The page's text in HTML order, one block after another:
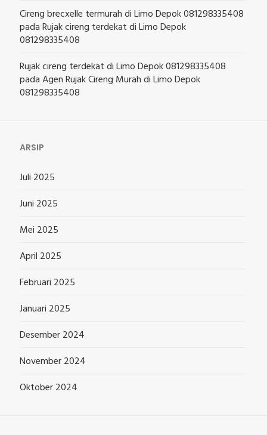
Cireng brecxelle termurah di Limo Depok 081298335408
padaRujak cireng terdekat di Limo Depok
081298335408
Rujak cireng terdekat di Limo Depok 081298335408
padaAgen Rujak Cireng Murah di Limo Depok
081298335408
ARSIP
Juli 2025
Juni 2025
Mei 2025
April 2025
Februari 2025
Januari 2025
Desember 2024
November 2024
Oktober 2024